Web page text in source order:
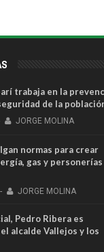
trabaja en la
de la
JORGE MOLINA
normas para crear
gas y personerías
- JORGE MOLINA
Pedro Ribera es
alcalde Vallejos y los